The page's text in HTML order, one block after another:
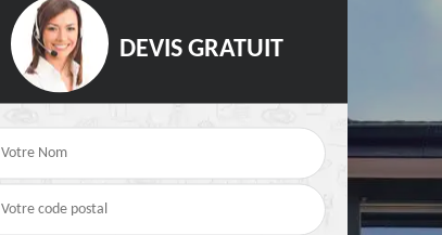
Rehaussement de
Devis fuite de toiture
Suisse
DEVIS GRATUIT